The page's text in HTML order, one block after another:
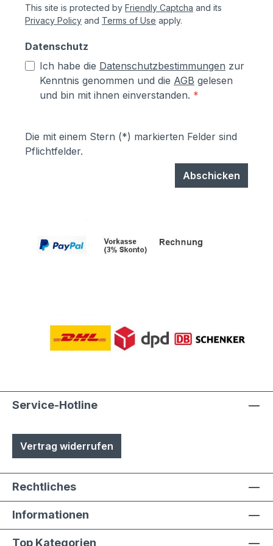
bereits vormontiert geliefert2 Schlüssel im
LieferumfangMaterial/Farbe: sichtbare
Gehäuse: verzinktes Stahlblech,
pulverlackiert in RAL 7046
TelegrauMaße:Gesamtmaß: 565 x 1124 x
444 mm (BHT) Max. Paketmaß: 600 x
This site is protected by Friendly Captcha and its
Privacy Policy and Terms of Use apply.
Datenschutz
Ich habe die Datenschutzbestimmungen zur
Kenntnis genommen und die AGB gelesen
und bin mit ihnen einverstanden. *
Die mit einem Stern (*) markierten Felder sind
Pflichtfelder.
Abschicken
Service-Hotline
Vertrag widerrufen
Rechtliches
Informationen
Top Kategorien